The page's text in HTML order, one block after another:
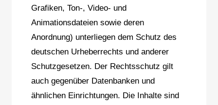
Grafiken, Ton-, Video- und
Animationsdateien sowie deren
Anordnung) unterliegen dem Schutz des
deutschen Urheberrechts und anderer
Schutzgesetzen. Der Rechtsschutz gilt
auch gegenüber Datenbanken und
ähnlichen Einrichtungen. Die Inhalte sind